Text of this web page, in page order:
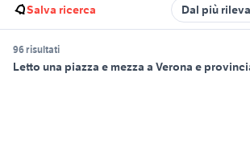
Salva ricerca Dal più
96 risultati
Letto una piazza e mezza a Verona e